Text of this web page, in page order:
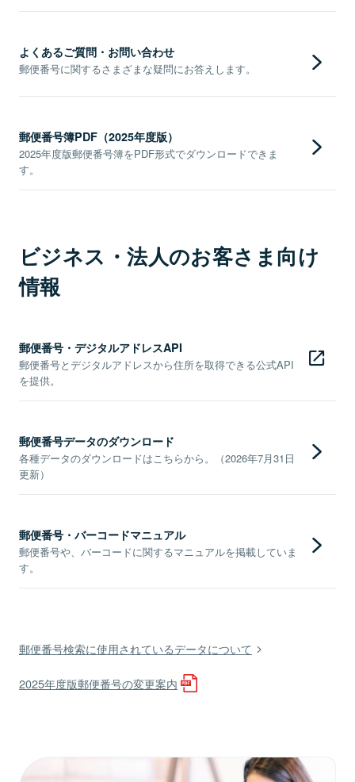
よくあるご質問・お問い合わせ
郵便番号に関するさまざまな疑問にお答えします。
郵便番号簿PDF（2025年度版）
2025年度版郵便番号簿をPDF形式でダウンロードできま
す。
ビジネス・法人のお客さま向け
情報
郵便番号・デジタルアドレスAPI
郵便番号とデジタルアドレスから住所を取得できる公式API
を提供。
郵便番号データのダウンロード
各種データのダウンロードはこちらから。（2026年7月31日
更新）
郵便番号・バーコードマニュアル
郵便番号や、バーコードに関するマニュアルを掲載していま
す。
郵便番号検索に使用されているデータについて
2025年度版郵便番号の変更案内